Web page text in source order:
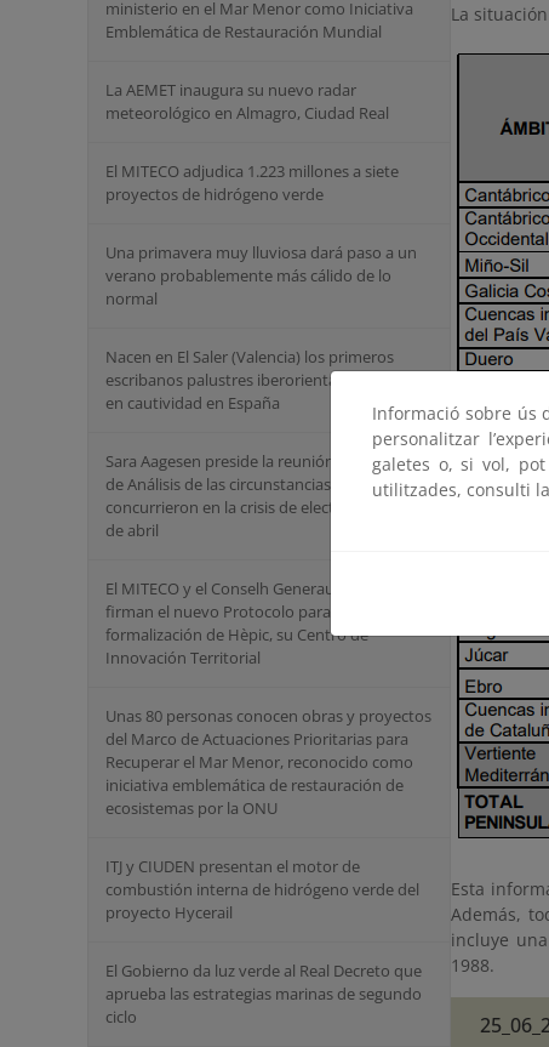
ministerio en el Mar Menor como Iniciativa
Emblemática de Restauración Mundial
La AEMET inaugura su nuevo radar
meteorológico en Almagro, Ciudad Real
El MITECO adjudica 1.223 millones a siete
proyectos de hidrógeno verde
Una primavera muy lluviosa dará paso a un
verano probablemente más cálido de lo
normal
Nacen en El Saler (Valencia) los primeros
escribanos palustres iberorientales criados
en cautividad en España
Sara Aagesen preside la reunión del Comité
de Análisis de las circunstancias que
concurrieron en la crisis de electricidad del 28
de abril
El MITECO y el Conselh Generau d’ Aran
firman el nuevo Protocolo para la
formalización de Hèpic, su Centro de
Innovación Territorial
Unas 80 personas conocen obras y proyectos
del Marco de Actuaciones Prioritarias para
Recuperar el Mar Menor, reconocido como
iniciativa emblemática de restauración de
ecosistemas por la ONU
ITJ y CIUDEN presentan el motor de
combustión interna de hidrógeno verde del
proyecto Hycerail
El Gobierno da luz verde al Real Decreto que
aprueba las estrategias marinas de segundo
ciclo
La
Esta
Además,
incluye
1988.
Informació sobre ús
personalitzar
galetes o, si vol,
utilitzades, consulti